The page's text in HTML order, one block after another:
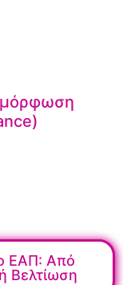
ΕΑΠ: Από
Βελτίωση